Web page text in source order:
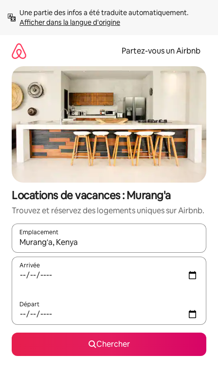
directement
Afficher dans la langue d'origine
Partez-vous un Airbnb
Locations de vacances : Murang'a
Trouvez et réservez des logements uniques sur Airbnb.
Emplacement
Quand les résultats sont affichés, parcourez-les en utilisant
Arrivée
Départ
Chercher